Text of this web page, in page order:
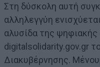
Στη δύσκολη αυτή
αλληλεγγύη
αλυσίδα της
digitalsolidarity.gov.gr
Διακυβέρνησης.